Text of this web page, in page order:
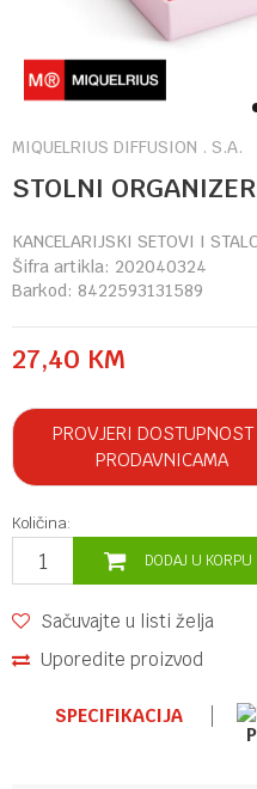
MIQUELRIUS DIFFUSION . S.A.
STOLNI
KANCELARIJSKI SETOVI I
Šifra artikla: 202040324
Barkod: 8422593131589
27,40 KM
PROVJERI DOSTUPNOST
PRODAVNICAMA
Količina:
DODAJ U KORPU
Sačuvajte u listi želja
Uporedite proizvod
SPECIFIKACIJA